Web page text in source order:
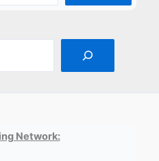
Network: